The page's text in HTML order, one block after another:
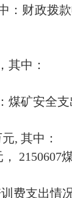
：财政拨
其中：
煤矿安全
, 其中：
费支出情